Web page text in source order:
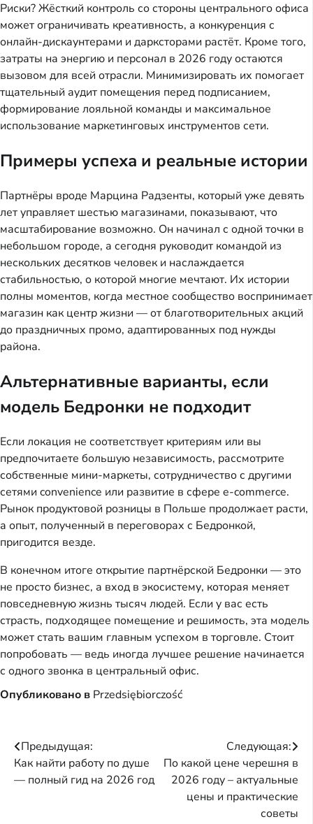
Риски? Жёсткий контроль со стороны центрального офиса
может ограничивать креативность, а конкуренция с
онлайн-дискаунтерами и дарксторами растёт. Кроме того,
затраты на энергию и персонал в 2026 году остаются
вызовом для всей отрасли. Минимизировать их помогает
тщательный аудит помещения перед подписанием,
формирование лояльной команды и максимальное
использование маркетинговых инструментов сети.
Примеры успеха и реальные истории
Партнёры вроде Марцина Радзенты, который уже девять
лет управляет шестью магазинами, показывают, что
масштабирование возможно. Он начинал с одной точки в
небольшом городе, а сегодня руководит командой из
нескольких десятков человек и наслаждается
стабильностью, о которой многие мечтают. Их истории
полны моментов, когда местное сообщество воспринимает
магазин как центр жизни — от благотворительных акций
до праздничных промо, адаптированных под нужды
района.
Альтернативные варианты, если
модель Бедронки не подходит
Если локация не соответствует критериям или вы
предпочитаете большую независимость, рассмотрите
собственные мини-маркеты, сотрудничество с другими
сетями convenience или развитие в сфере e-commerce.
Рынок продуктовой розницы в Польше продолжает расти,
а опыт, полученный в переговорах с Бедронкой,
пригодится везде.
В конечном итоге открытие партнёрской Бедронки — это
не просто бизнес, а вход в экосистему, которая меняет
повседневную жизнь тысяч людей. Если у вас есть
страсть, подходящее помещение и решимость, эта модель
может стать вашим главным успехом в торговле. Стоит
попробовать — ведь иногда лучшее решение начинается
с одного звонка в центральный офис.
Опубликовано в Przedsiębiorczość
Навигация
по
Предыдущая:
Как найти работу по душе
— полный гид на 2026 год
Следующая:
По какой цене черешня в
2026 году – актуальные
цены и практические
советы